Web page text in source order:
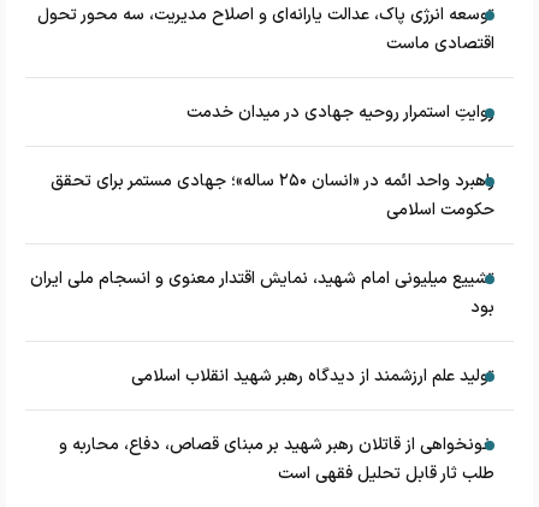
توسعه انرژی پاک، عدالت یارانه‌ای و اصلاح مدیریت، سه محور تحول
اقتصادی ماست
روایتِ استمرار روحیه جهادی در میدان خدمت
راهبرد واحد ائمه در «انسان ۲۵۰ ساله»؛ جهادی مستمر برای تحقق
حکومت اسلامی
تشییع میلیونی امام شهید، نمایش اقتدار معنوی و انسجام ملی ایران
بود
تولید علم ارزشمند از دیدگاه رهبر شهید انقلاب اسلامی
خونخواهی از قاتلان رهبر شهید بر مبنای قصاص، دفاع، محاربه و
طلب ثار قابل تحلیل فقهی است